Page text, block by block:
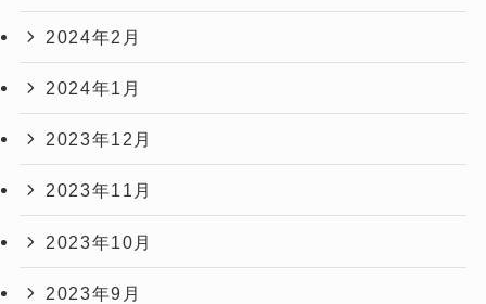
2024年2月
2024年1月
2023年12月
2023年11月
2023年10月
2023年9月